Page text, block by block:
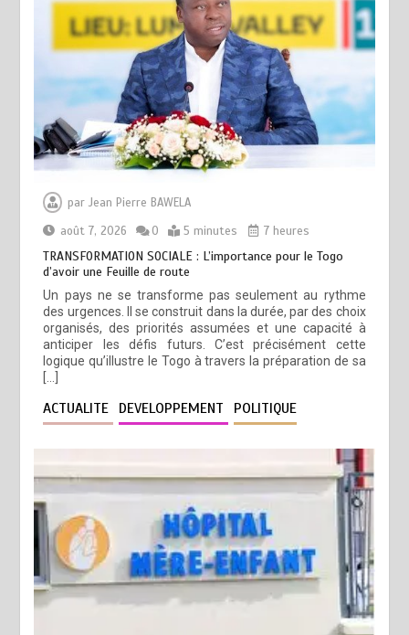
parJean Pierre BAWELA
août 7, 2026
0 5 minutes 7 heures
TRANSFORMATION SOCIALE : L’importance pour le Togo
d’avoir une Feuille de route
Un pays ne se transforme pas seulement au rythme
des urgences. Il se construit dans la durée, par des choix
organisés, des priorités assumées et une capacité à
anticiper les défis futurs. C’est précisément cette
logique qu’illustre le Togo à travers la préparation de sa
[…]
ACTUALITE DEVELOPPEMENT POLITIQUE